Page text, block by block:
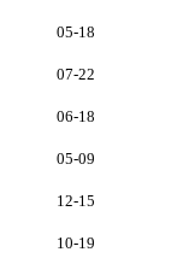
05-18
07-22
06-18
05-09
12-15
10-19